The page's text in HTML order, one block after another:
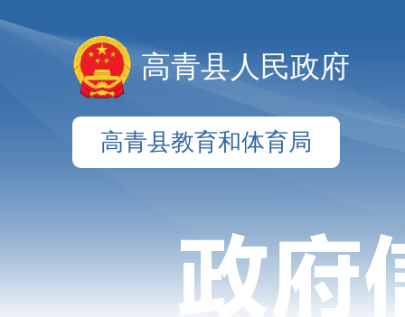
高青县人民政府
高青县教育和体育局